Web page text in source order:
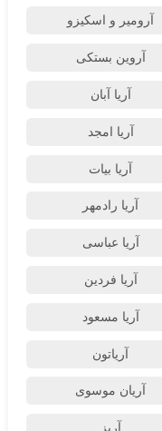
آرومیر و اسکیزو
آروین بستکی
آریا آبان
آریا امجد
آریا بیات
آریا رادمهر
آریا عباسی
آریا فردین
آریا مسعود
آریاتون
آریان موسوی
آریز